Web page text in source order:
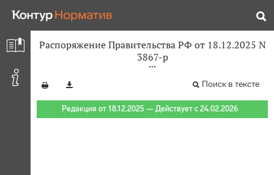
Распоряжение Правительства РФ от 18.12.2025 N
3867-р
Поиск в тексте
Редакция от 18.12.2025 — Действует с 24.02.2026